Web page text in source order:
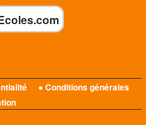
● Conditions générales